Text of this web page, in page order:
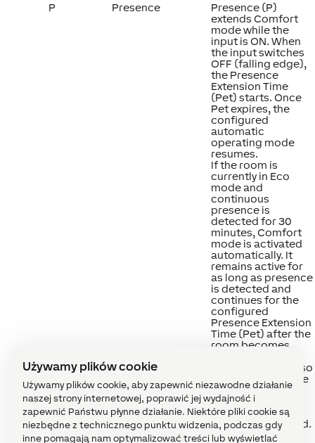
Używamy plików cookie
Używamy plików cookie, aby zapewnić niezawodne działanie
naszej strony internetowej, poprawić jej wydajność i
zapewnić Państwu płynne działanie. Niektóre pliki cookie są
niezbędne z technicznego punktu widzenia, podczas gdy
inne pomagają nam optymalizować treści lub wyświetlać
P
Presence
Presence (P)
extends Comfort
mode while the
input is ON. When
the input switches
OFF (falling edge),
the Presence
Extension Time
(Pet) starts. Once
Pet expires, the
configured
automatic
operating mode
resumes.
If the room is
currently in Eco
mode and
continuous
presence is
detected for 30
minutes, Comfort
mode is activated
automatically. It
remains active for
as long as presence
is detected and
continues for the
configured
Presence Extension
Time (Pet) after the
room becomes
The P input can also
be used to activate
schedule entries
that have
"Activation by
presence" enabled.
These schedule